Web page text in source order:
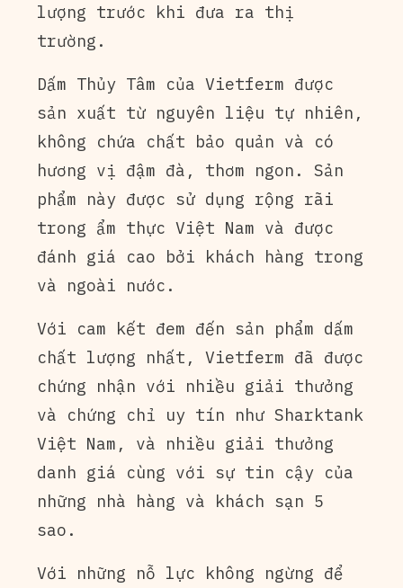
lượng trước khi đưa ra thị
trường.
Dấm Thủy Tâm của Vietferm được
sản xuất từ nguyên liệu tự nhiên,
không chứa chất bảo quản và có
hương vị đậm đà, thơm ngon. Sản
phẩm này được sử dụng rộng rãi
trong ẩm thực Việt Nam và được
đánh giá cao bởi khách hàng trong
và ngoài nước.
Với cam kết đem đến sản phẩm dấm
chất lượng nhất, Vietferm đã được
chứng nhận với nhiều giải thưởng
và chứng chỉ uy tín như Sharktank
Việt Nam, và nhiều giải thưởng
danh giá cùng với sự tin cậy của
những nhà hàng và khách sạn 5
sao.
Với những nỗ lực không ngừng để